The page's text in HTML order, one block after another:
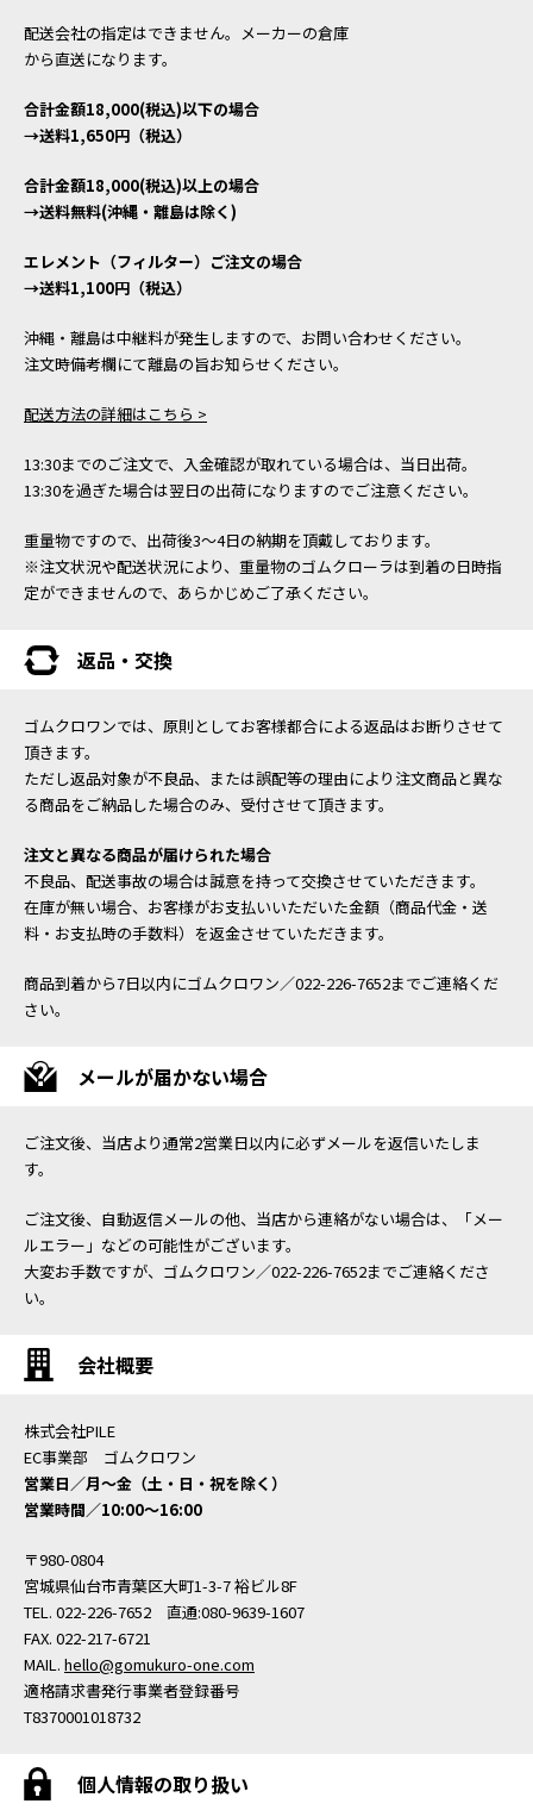
配送会社の指定はできません。メーカーの倉庫
から直送になります。
合計金額18,000(税込)以下の場合
→送料1,650円（税込）
合計金額18,000(税込)以上の場合
→送料無料(沖縄・離島は除く)
エレメント（フィルター）ご注文の場合
→送料1,100円（税込）
沖縄・離島は中継料が発生しますので、お問い合わせください。
注文時備考欄にて離島の旨お知らせください。
配送方法の詳細はこちら >
13:30までのご注文で、入金確認が取れている場合は、当日出荷。
13:30を過ぎた場合は翌日の出荷になりますのでご注意ください。
重量物ですので、出荷後3～4日の納期を頂戴しております。
※注文状況や配送状況により、重量物のゴムクローラは到着の日時指
定ができませんので、あらかじめご了承ください。
返品・交換
ゴムクロワンでは、原則としてお客様都合による返品はお断りさせて
頂きます。
ただし返品対象が不良品、または誤配等の理由により注文商品と異な
る商品をご納品した場合のみ、受付させて頂きます。
注文と異なる商品が届けられた場合
不良品、配送事故の場合は誠意を持って交換させていただきます。
在庫が無い場合、お客様がお支払いいただいた金額（商品代金・送
料・お支払時の手数料）を返金させていただきます。
商品到着から7日以内にゴムクロワン／022-226-7652までご連絡くだ
さい。
メールが届かない場合
ご注文後、当店より通常2営業日以内に必ずメールを返信いたしま
す。
ご注文後、自動返信メールの他、当店から連絡がない場合は、「メー
ルエラー」などの可能性がございます。
大変お手数ですが、ゴムクロワン／022-226-7652までご連絡くださ
い。
会社概要
株式会社PILE
EC事業部 ゴムクロワン
営業日／月〜金（土・日・祝を除く）
営業時間／10:00〜16:00
〒980-0804
宮城県仙台市青葉区大町1-3-7 裕ビル8F
TEL. 022-226-7652 直通:080-9639-1607
FAX. 022-217-6721
MAIL. hello@gomukuro-one.com
適格請求書発行事業者登録番号
T8370001018732
個人情報の取り扱い